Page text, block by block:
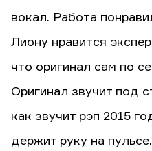
вокал. Работа
Лиону нравится
что оригинал сам по
Оригинал звучит под
как звучит рэп 2015
держит руку на